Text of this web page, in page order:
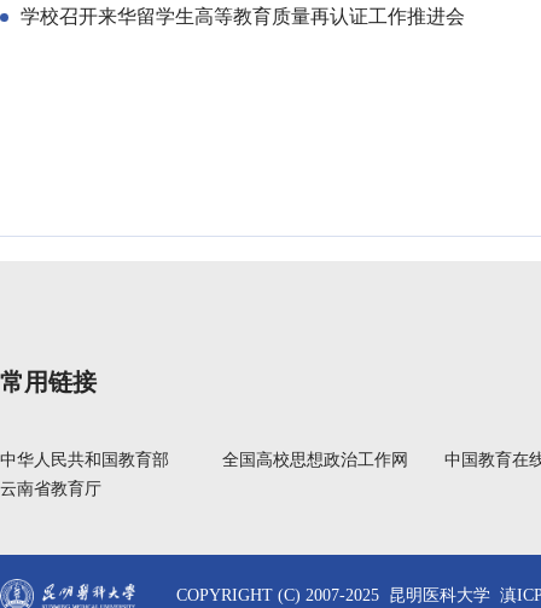
学校召开来华留学生高等教育质量再认证工作推进会
常用链接
中华人民共和国教育部 全国高校思想政治工作网
中国教育在
云南省教育厅
COPYRIGHT (C) 2007-2025 昆明医科大学 滇